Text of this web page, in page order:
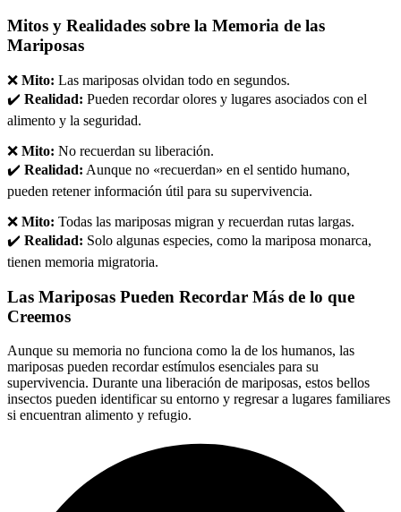
Mitos y Realidades sobre la Memoria de las
Mariposas
❌ Mito: Las mariposas olvidan todo en segundos.
✔️ Realidad: Pueden recordar olores y lugares asociados con el
alimento y la seguridad.
❌ Mito: No recuerdan su liberación.
✔️ Realidad: Aunque no «recuerdan» en el sentido humano,
pueden retener información útil para su supervivencia.
❌ Mito: Todas las mariposas migran y recuerdan rutas largas.
✔️ Realidad: Solo algunas especies, como la mariposa monarca,
tienen memoria migratoria.
Las Mariposas Pueden Recordar Más de lo que
Creemos
Aunque su memoria no funciona como la de los humanos, las
mariposas pueden recordar estímulos esenciales para su
supervivencia. Durante una liberación de mariposas, estos bellos
insectos pueden identificar su entorno y regresar a lugares familiares
si encuentran alimento y refugio.